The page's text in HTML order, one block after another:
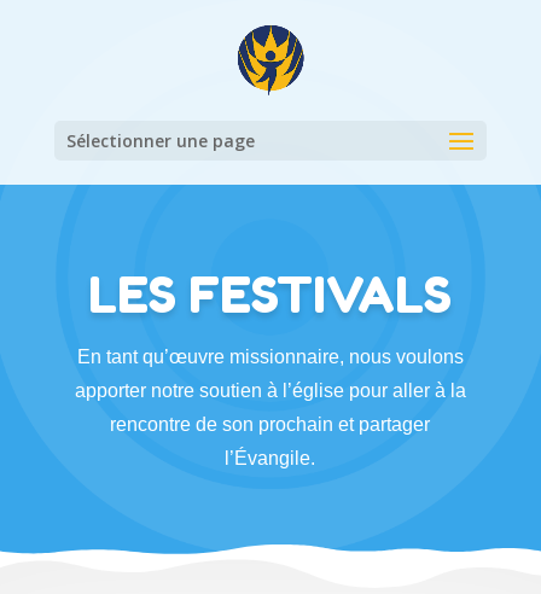
Sélectionner une page
LES FESTIVALS
En tant qu’œuvre missionnaire, nous voulons
apporter notre soutien à l’église pour aller à la
rencontre de son prochain et partager
l’Évangile.